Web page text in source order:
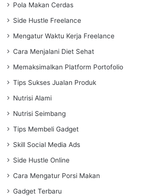
Pola Makan Cerdas
Side Hustle Freelance
Mengatur Waktu Kerja Freelance
Cara Menjalani Diet Sehat
Memaksimalkan Platform Portofolio
Tips Sukses Jualan Produk
Nutrisi Alami
Nutrisi Seimbang
Tips Membeli Gadget
Skill Social Media Ads
Side Hustle Online
Cara Mengatur Porsi Makan
Gadget Terbaru